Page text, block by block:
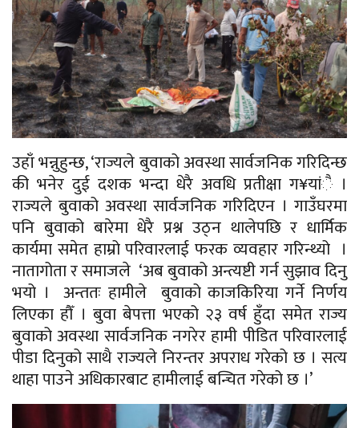
उहाँ भन्नुहुन्छ, ‘राज्यले बुवाको अवस्था सार्वजनिक गरिदिन्छ
की भनेर दुई दशक भन्दा धेरै अवधि प्रतीक्षा ग¥यांै ।
राज्यले बुवाको अवस्था सार्वजनिक गरिदिएन । गाउँघरमा
पनि बुवाको बारेमा धेरै प्रश्न उठ्न थालेपछि र धार्मिक
कार्यमा समेत हाम्रो परिवारलाई फरक व्यवहार गरिन्थ्यो ।
नातागोता र समाजले ‘अब बुवाको अन्त्यष्टी गर्न सुझाव दिनु
भयो । अन्ततः हामीले बुवाको काजकिरिया गर्ने निर्णय
लिएका हौँ । बुवा बेपत्ता भएको २३ वर्ष हुँदा समेत राज्य
बुवाको अवस्था सार्वजनिक नगरेर हामी पीडित परिवारलाई
पीडा दिनुको साथै राज्यले निरन्तर अपराध गरेको छ । सत्य
थाहा पाउने अधिकारबाट हामीलाई बन्चित गरेको छ ।’